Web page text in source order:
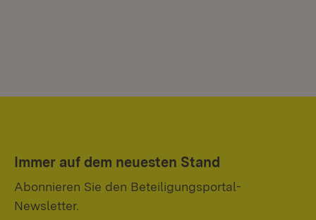
Immer auf dem neuesten Stand
Abonnieren Sie den Beteiligungsportal-
Newsletter.